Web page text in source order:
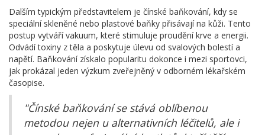
Dalším typickým představitelem je čínské baňkování, kdy se
speciální skleněné nebo plastové baňky přisávají na kůži. Tento
postup vytváří vakuum, které stimuluje proudění krve a energii.
Odvádí toxiny z těla a poskytuje úlevu od svalových bolestí a
napětí. Baňkování získalo popularitu dokonce i mezi sportovci,
jak prokázal jeden výzkum zveřejněný v odborném lékařském
časopise.
"Čínské baňkování se stává oblíbenou
metodou nejen u alternativních léčitelů, ale i